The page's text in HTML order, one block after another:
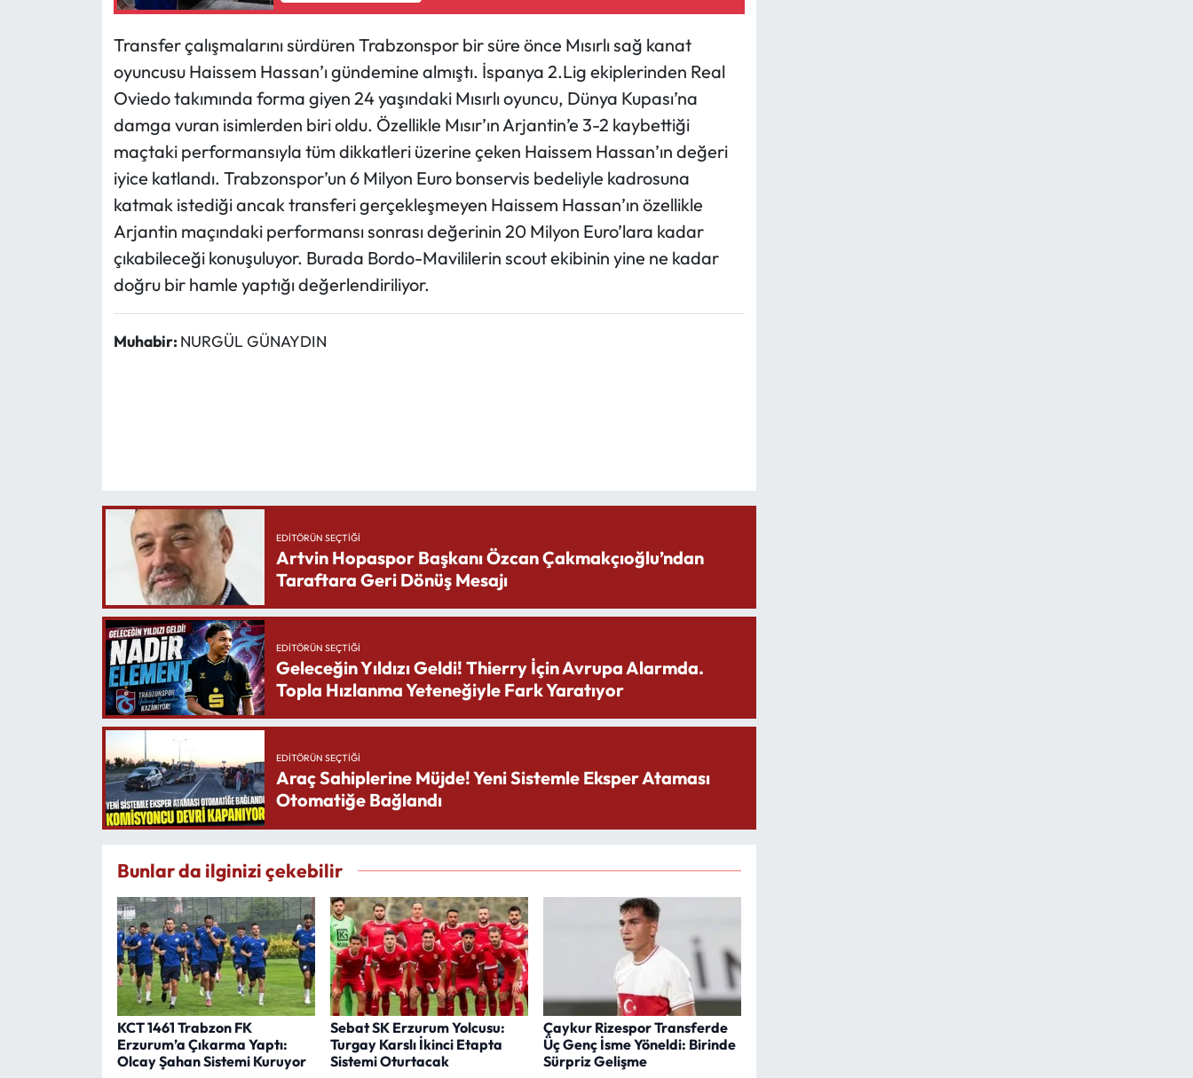
Transfer çalışmalarını sürdüren Trabzonspor bir süre önce Mısırlı sağ kanat
oyuncusu Haissem Hassan’ı gündemine almıştı. İspanya 2.Lig ekiplerinden Real
Oviedo takımında forma giyen 24 yaşındaki Mısırlı oyuncu, Dünya Kupası’na
damga vuran isimlerden biri oldu. Özellikle Mısır’ın Arjantin’e 3-2 kaybettiği
maçtaki performansıyla tüm dikkatleri üzerine çeken Haissem Hassan’ın değeri
iyice katlandı. Trabzonspor’un 6 Milyon Euro bonservis bedeliyle kadrosuna
katmak istediği ancak transferi gerçekleşmeyen Haissem Hassan’ın özellikle
Arjantin maçındaki performansı sonrası değerinin 20 Milyon Euro’lara kadar
çıkabileceği konuşuluyor. Burada Bordo-Mavililerin scout ekibinin yine ne kadar
doğru bir hamle yaptığı değerlendiriliyor.
Muhabir: NURGÜL GÜNAYDIN
EDITÖRÜN SEÇTIĞI
Artvin Hopaspor Başkanı Özcan Çakmakçıoğlu’ndan
Taraftara Geri Dönüş Mesajı
EDITÖRÜN SEÇTIĞI
Geleceğin Yıldızı Geldi! Thierry İçin Avrupa Alarmda.
Topla Hızlanma Yeteneğiyle Fark Yaratıyor
EDITÖRÜN SEÇTIĞI
Araç Sahiplerine Müjde! Yeni Sistemle Eksper Ataması
Otomatiğe Bağlandı
Bunlar da ilginizi çekebilir
KCT 1461 Trabzon FK
Erzurum’a Çıkarma Yaptı:
Olcay Şahan Sistemi Kuruyor
Sebat SK Erzurum Yolcusu:
Turgay Karslı İkinci Etapta
Sistemi Oturtacak
Çaykur Rizespor Transferde
Üç Genç İsme Yöneldi: Birinde
Sürpriz Gelişme